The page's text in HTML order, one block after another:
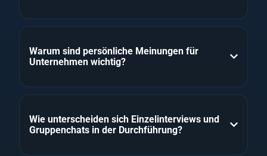
Warum sind persönliche Meinungen für
Unternehmen wichtig?
Wie unterscheiden sich Einzelinterviews und
Gruppenchats in der Durchführung?